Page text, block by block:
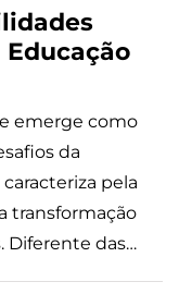
emerge como
da
pela
transformação
Diferente das…